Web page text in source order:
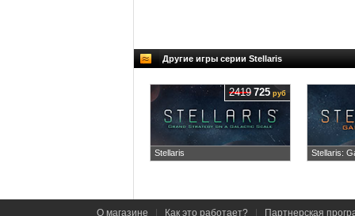
Другие игры серии Stellaris
Stellaris
2419 725 руб
Stellaris:
О магазине Как это работает? Партнерская